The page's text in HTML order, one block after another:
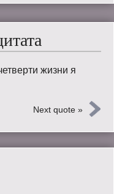
жизни я
Next quote »